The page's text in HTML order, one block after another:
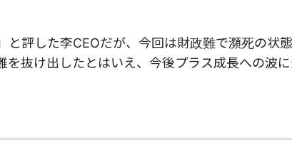
評した李CEOだが、今回は財政難で瀕死の状
抜け出したとはいえ、今後プラス成長への波